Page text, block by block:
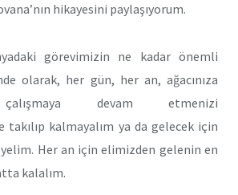
hikayesini paylaşıyorum.
görevimizin ne kadar önemli
olarak, her gün, her an, ağacınıza
çalışmaya devam etmenizi
takılıp kalmayalım ya da gelecek için
Her an için elimizden gelenin en
kalalım.